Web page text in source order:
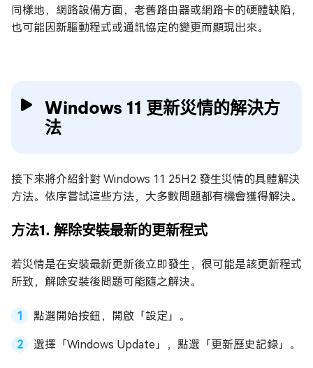
同樣地，網路設備方面，老舊路由器或網路卡的硬體缺陷，
也可能因新驅動程式或通訊協定的變更而顯現出來。
Windows 11 更新災情的解決方
法
接下來將介紹針對 Windows 11 25H2 發生災情的具體解決
方法。依序嘗試這些方法，大多數問題都有機會獲得解決。
方法1. 解除安裝最新的更新程式
若災情是在安裝最新更新後立即發生，很可能是該更新程式
所致，解除安裝後問題可能隨之解決。
點選開始按鈕，開啟「設定」。
選擇「Windows Update」，點選「更新歷史記錄」。